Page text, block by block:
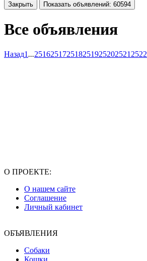
Закрыть Показать объявлений: 60594
Все объявления
Назад1...251625172518251925202521 2522
О ПРОЕКТЕ:
О нашем сайте
Соглашение
Личный кабинет
ОБЪЯВЛЕНИЯ
Собаки
Кошки